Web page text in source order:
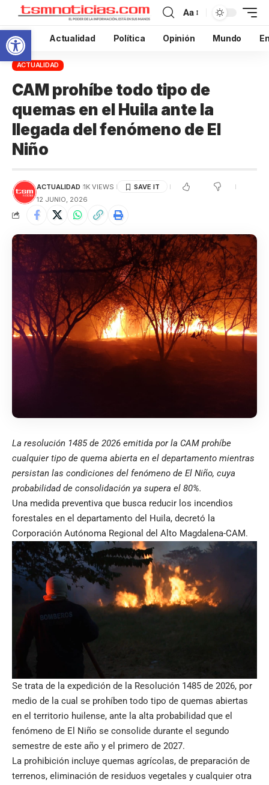
Abrir barra de herramientas
Aa
Inicio Actualidad Política Opinión Mundo
ACTUALIDAD
CAM prohíbe todo tipo de
quemas en el Huila ante la
llegada del fenómeno de El
Niño
ACTUALIDAD 1K VIEWS
12 JUNIO, 2026
La resolución 1485 de 2026 emitida por la CAM prohíbe
cualquier tipo de quema abierta en el departamento mientras
persistan las condiciones del fenómeno de El Niño, cuya
probabilidad de consolidación ya supera el 80%.
Una medida preventiva que busca reducir los incendios
forestales en el departamento del Huila, decretó la
Corporación Autónoma Regional del Alto Magdalena-CAM.
Se trata de la expedición de la Resolución 1485 de 2026, por
medio de la cual se prohíben todo tipo de quemas abiertas
en el territorio huilense, ante la alta probabilidad que el
fenómeno de El Niño se consolide durante el segundo
semestre de este año y el primero de 2027.
La prohibición incluye quemas agrícolas, de preparación de
terrenos, eliminación de residuos vegetales y cualquier otra